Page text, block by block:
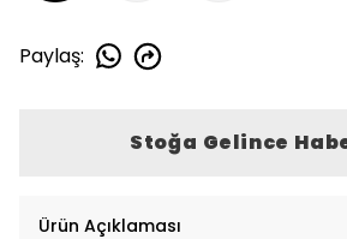
Paylaş:
Stoğa Gelince
Ürün Açıklaması